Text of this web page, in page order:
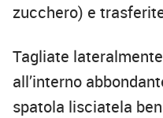
zucchero) e
Tagliate
all’interno
spatola lisciatela